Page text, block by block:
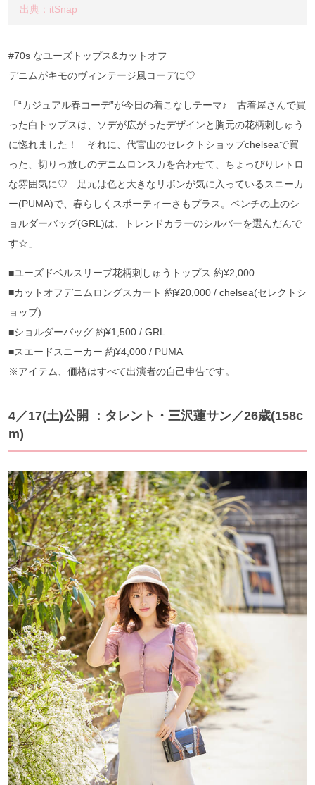
出典：itSnap
#70s なユーズトップス&カットオフ
デニムがキモのヴィンテージ風コーデに♡
「“カジュアル春コーデ”が今日の着こなしテーマ♪ 古着屋さんで買
った白トップスは、ソデが広がったデザインと胸元の花柄刺しゅう
に惚れました！ それに、代官山のセレクトショップchelseaで買
った、切りっ放しのデニムロンスカを合わせて、ちょっぴりレトロ
な雰囲気に♡ 足元は色と大きなリボンが気に入っているスニーカ
ー(PUMA)で、春らしくスポーティーさもプラス。ベンチの上のシ
ョルダーバッグ(GRL)は、トレンドカラーのシルバーを選んだんで
す☆」
■ユーズドベルスリーブ花柄刺しゅうトップス 約¥2,000
■カットオフデニムロングスカート 約¥20,000 / chelsea(セレクトシ
ョップ)
■ショルダーバッグ 約¥1,500 / GRL
■スエードスニーカー 約¥4,000 / PUMA
※アイテム、価格はすべて出演者の自己申告です。
4／17(土)公開 ：タレント・三沢蓮サン／26歳(158c
m)